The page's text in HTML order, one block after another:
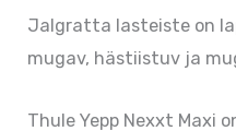
Jalgratta lasteiste on
mugav, hästiistuv ja
Thule Yepp Nexxt Maxi